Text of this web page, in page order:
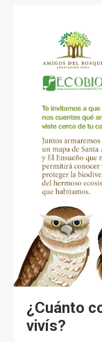
¿Cuánto
vivís?